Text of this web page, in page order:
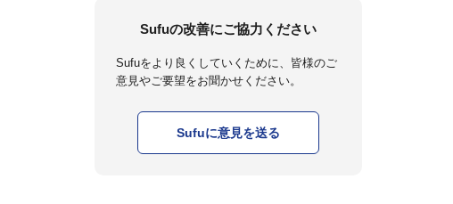
Sufuの改善にご協力ください
Sufuをより良くしていくために、皆様のご
意見やご要望をお聞かせください。
Sufuに意見を送る